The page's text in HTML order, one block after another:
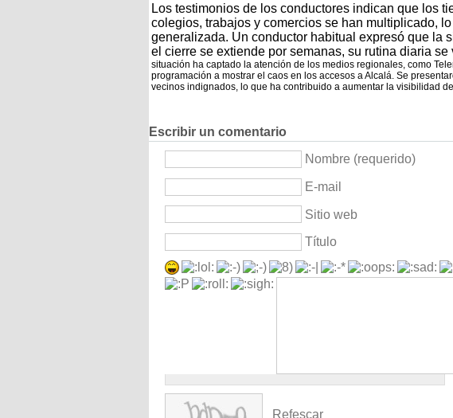
Los testimonios de los conductores indican que los
colegios, trabajos y comercios se han multiplicado,
generalizada. Un conductor habitual expresó que la
el cierre se extiende por semanas, su rutina diaria se
situación ha captado la atención de los medios regionales, como
programación a mostrar el caos en los accesos a Alcalá. Se
vecinos indignados, lo que ha contribuido a aumentar la visibilidad
Escribir un comentario
Nombre (requerido)
E-mail
Sitio web
Título
Refescar